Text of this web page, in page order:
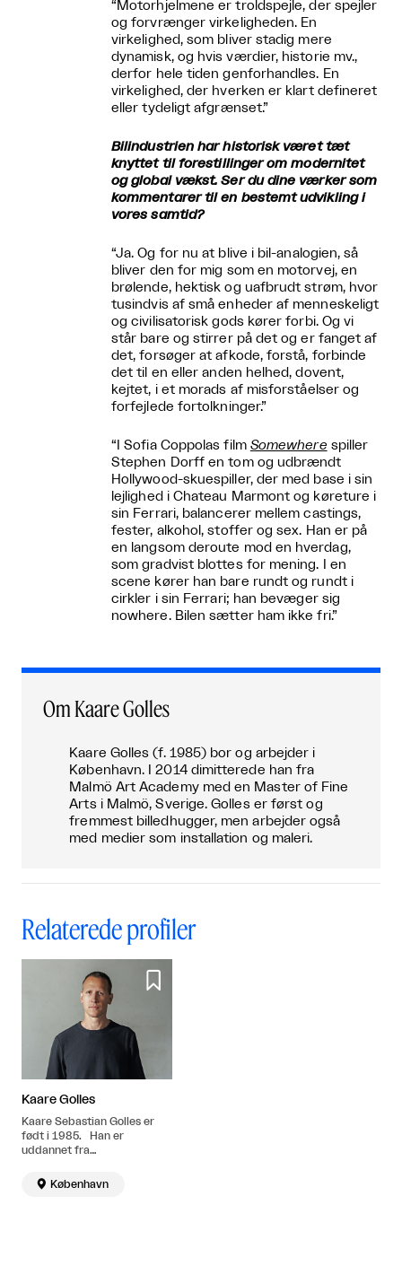
“Motorhjelmene er troldspejle, der spejler
og forvrænger virkeligheden. En
virkelighed, som bliver stadig mere
dynamisk, og hvis værdier, historie mv.,
derfor hele tiden genforhandles. En
virkelighed, der hverken er klart defineret
eller tydeligt afgrænset.”
Bilindustrien har historisk været tæt
knyttet til forestillinger om modernitet
og global vækst. Ser du dine værker som
kommentarer til en bestemt udvikling i
vores samtid?
“Ja. Og for nu at blive i bil-analogien, så
bliver den for mig som en motorvej, en
brølende, hektisk og uafbrudt strøm, hvor
tusindvis af små enheder af menneskeligt
og civilisatorisk gods kører forbi. Og vi
står bare og stirrer på det og er fanget af
det, forsøger at afkode, forstå, forbinde
det til en eller anden helhed, dovent,
kejtet, i et morads af misforståelser og
forfejlede fortolkninger.”
“I Sofia Coppolas film Somewhere spiller
Stephen Dorff en tom og udbrændt
Hollywood-skuespiller, der med base i sin
lejlighed i Chateau Marmont og køreture i
sin Ferrari, balancerer mellem castings,
fester, alkohol, stoffer og sex. Han er på
en langsom deroute mod en hverdag,
som gradvist blottes for mening. I en
scene kører han bare rundt og rundt i
cirkler i sin Ferrari; han bevæger sig
nowhere. Bilen sætter ham ikke fri.”
Om Kaare Golles
Kaare Golles (f. 1985) bor og arbejder i
København. I 2014 dimitterede han fra
Malmö Art Academy med en Master of Fine
Arts i Malmö, Sverige. Golles er først og
fremmest billedhugger, men arbejder også
med medier som installation og maleri.
Relaterede profiler

Kaare Golles
Kaare Sebastian Golles er
født i 1985. Han er
uddannet fra
2014. Bor og arbejder i
København.
 København